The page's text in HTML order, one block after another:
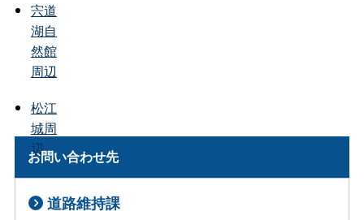
宍道
湖自
然館
周辺
松江
城周
辺
お問い合わせ先
道路維持課